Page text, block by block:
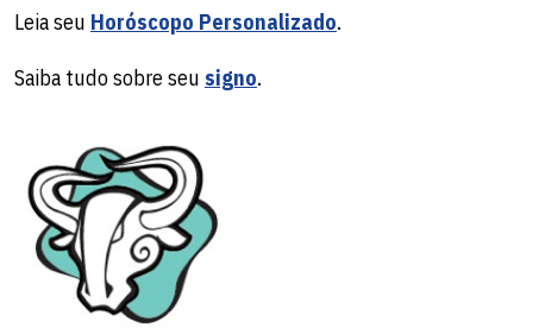
Leia seu Horóscopo Personalizado.
Saiba tudo sobre seu signo.